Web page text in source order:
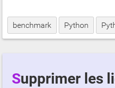
benchmark Python
Supprimer les lignes vides